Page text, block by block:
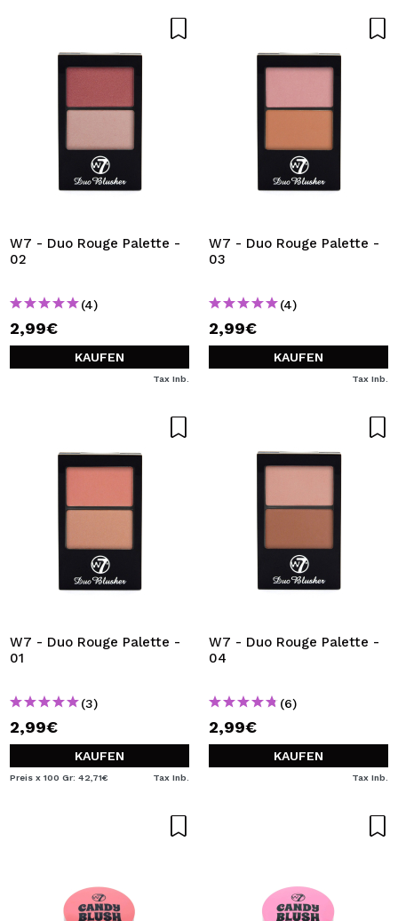
W7 - Duo Rouge Palette -
02
(4)
2,99€
KAUFEN
Tax Inb.
W7 - Duo Rouge Palette -
03
(4)
2,99€
KAUFEN
Tax Inb.
W7 - Duo Rouge Palette -
01
(3)
2,99€
KAUFEN
Preis x 100 Gr: 42,71€ Tax Inb.
W7 - Duo Rouge Palette -
04
(6)
2,99€
KAUFEN
Tax Inb.